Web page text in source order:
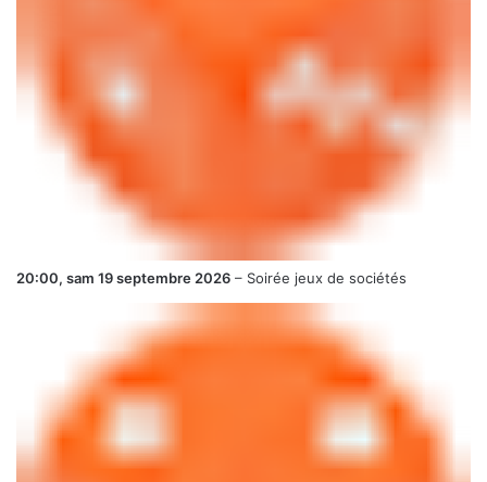
20:00, sam 19 septembre 2026 – Soirée jeux de sociétés